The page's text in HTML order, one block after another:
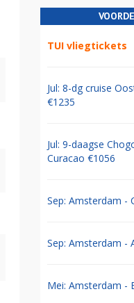
TUI vliegtickets
Jul: 8-dg cruise
€1235
Jul: 9-daagse
Curacao €1056
Sep: Amsterdam -
Sep: Amsterdam -
Mei: Amsterdam -